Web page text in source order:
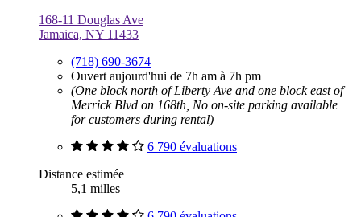
168-11 Douglas Ave
Jamaica, NY 11433
(718) 690-3674
Ouvert aujourd'hui de 7h am à 7h pm
(One block north of Liberty Ave and one block east of
Merrick Blvd on 168th, No on-site parking available
for customers during rental)
6 790 évaluations
Distance estimée
5,1 milles